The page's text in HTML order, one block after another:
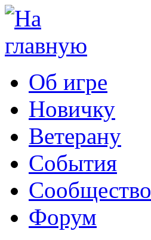
Об игре
Новичку
Ветерану
События
Сообщество
Форум